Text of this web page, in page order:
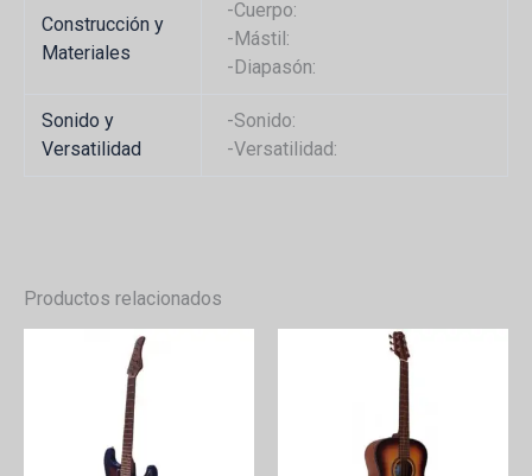
Construcción y
Materiales
-Cuerpo:
-Mástil:
-Diapasón:
Sonido y
Versatilidad
-Sonido:
-Versatilidad:
Productos relacionados